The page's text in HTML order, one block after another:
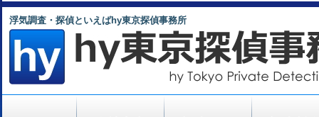
浮気調査・探偵といえばhy東京探偵事務所